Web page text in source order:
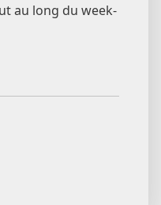
au long du week-